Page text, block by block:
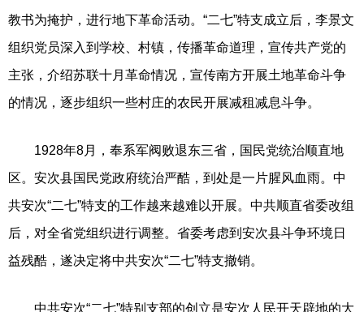
教书为掩护，进行地下革命活动。“二七”特支成立后，李景文
组织党员深入到学校、村镇，传播革命道理，宣传共产党的
主张，介绍苏联十月革命情况，宣传南方开展土地革命斗争
的情况，逐步组织一些村庄的农民开展减租减息斗争。
1928年8月，奉系军阀败退东三省，国民党统治顺直地
区。安次县国民党政府统治严酷，到处是一片腥风血雨。中
共安次“二七”特支的工作越来越难以开展。中共顺直省委改组
后，对全省党组织进行调整。省委考虑到安次县斗争环境日
益残酷，遂决定将中共安次“二七”特支撤销。
中共安次“二七”特别支部的创立是安次人民开天辟地的大